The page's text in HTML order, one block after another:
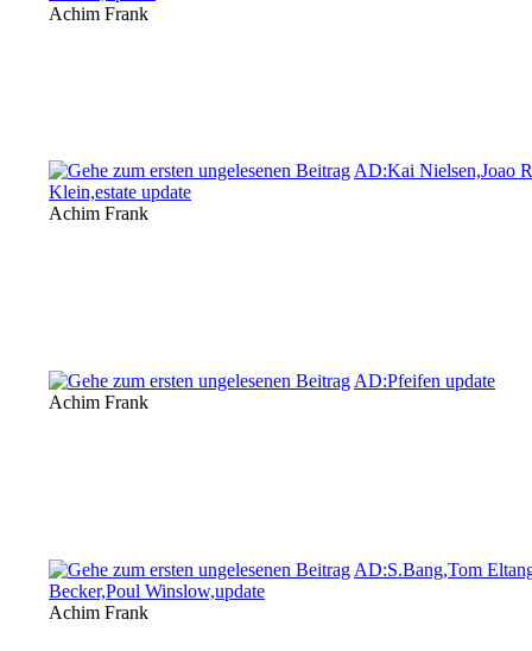
Achim Frank
AD:Kai Nielsen,Joao
Klein,estate update
Achim Frank
AD:Pfeifen update
Achim Frank
AD:S.Bang,Tom
Becker,Poul Winslow,update
Achim Frank